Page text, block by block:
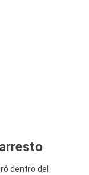
dentro del